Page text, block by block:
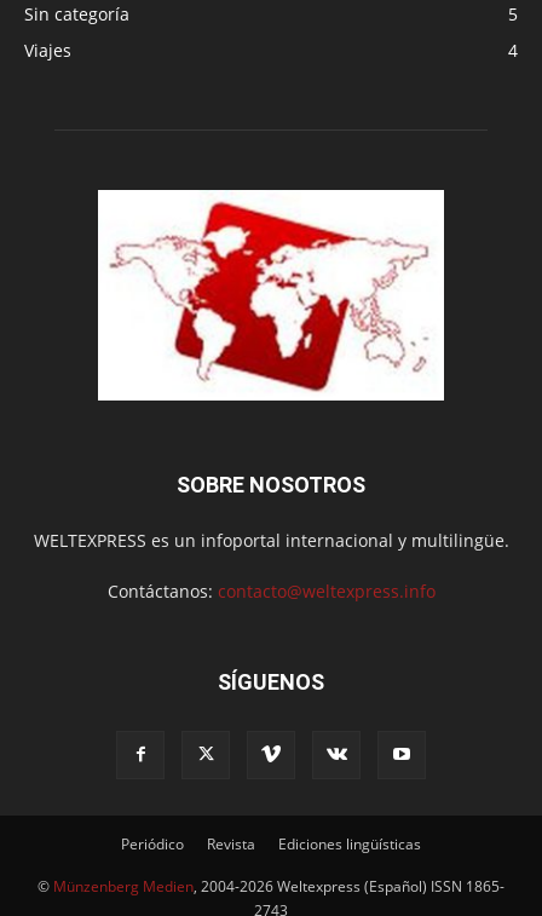
Sin categoría
5
Viajes
4
SOBRE NOSOTROS
WELTEXPRESS es un infoportal internacional y multilingüe.
Contáctanos: contacto@weltexpress.info
SÍGUENOS
Periódico Revista Ediciones lingüísticas
© Münzenberg Medien, 2004-2026 Weltexpress (Español) ISSN 1865-
2743